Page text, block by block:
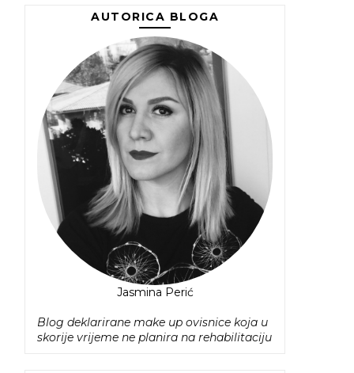
AUTORICA BLOGA
Jasmina Perić
Blog deklarirane make up ovisnice koja u
skorije vrijeme ne planira na rehabilitaciju